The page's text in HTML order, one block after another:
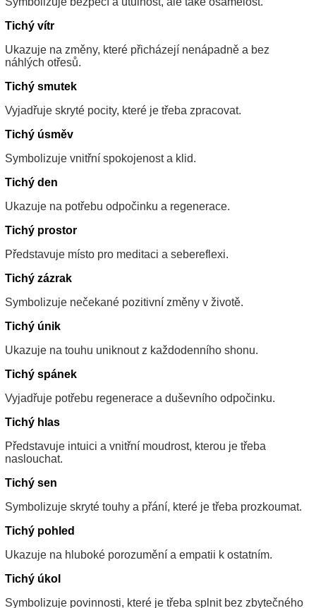
Tichý vítr
Ukazuje na změny, které přicházejí nenápadně a bez
náhlých otřesů.
Tichý smutek
Vyjadřuje skryté pocity, které je třeba zpracovat.
Tichý úsměv
Symbolizuje vnitřní spokojenost a klid.
Tichý den
Ukazuje na potřebu odpočinku a regenerace.
Tichý prostor
Představuje místo pro meditaci a sebereflexi.
Tichý zázrak
Symbolizuje nečekané pozitivní změny v životě.
Tichý únik
Ukazuje na touhu uniknout z každodenního shonu.
Tichý spánek
Vyjadřuje potřebu regenerace a duševního odpočinku.
Tichý hlas
Představuje intuici a vnitřní moudrost, kterou je třeba
naslouchat.
Tichý sen
Symbolizuje skryté touhy a přání, které je třeba prozkoumat.
Tichý pohled
Ukazuje na hluboké porozumění a empatii k ostatním.
Tichý úkol
Symbolizuje povinnosti, které je třeba splnit bez zbytečného